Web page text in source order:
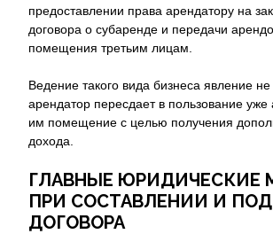
предоставлении права арендатору на
договора о субаренде и передачи
помещения третьим лицам.
Ведение такого вида бизнеса явление не
арендатор пересдает в пользование
им помещение с целью получения
дохода.
ГЛАВНЫЕ ЮРИДИЧЕСКИЕ
ПРИ СОСТАВЛЕНИИ И
ДОГОВОРА